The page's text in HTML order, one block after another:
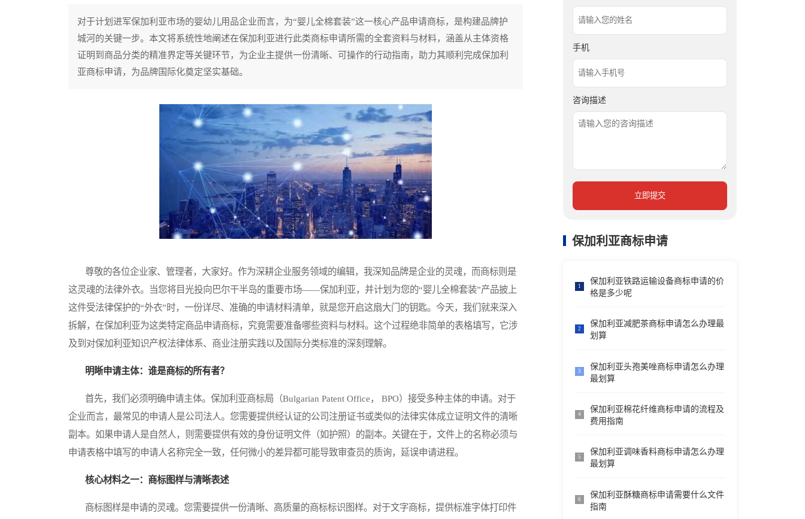
对于计划进军保加利亚市场的婴幼儿用品企业而言，为“婴儿全棉套装”这一核心产品申请商标，是构建品牌护
城河的关键一步。本文将系统性地阐述在保加利亚进行此类商标申请所需的全套资料与材料，涵盖从主体资格
证明到商品分类的精准界定等关键环节，为企业主提供一份清晰、可操作的行动指南，助力其顺利完成保加利
亚商标申请，为品牌国际化奠定坚实基础。
尊敬的各位企业家、管理者，大家好。作为深耕企业服务领域的编辑，我深知品牌是企业的灵魂，而商标则是
这灵魂的法律外衣。当您将目光投向巴尔干半岛的重要市场——保加利亚，并计划为您的“婴儿全棉套装”产品披上
这件受法律保护的“外衣”时，一份详尽、准确的申请材料清单，就是您开启这扇大门的钥匙。今天，我们就来深入
拆解，在保加利亚为这类特定商品申请商标，究竟需要准备哪些资料与材料。这个过程绝非简单的表格填写，它涉
及到对保加利亚知识产权法律体系、商业注册实践以及国际分类标准的深刻理解。
明晰申请主体：谁是商标的所有者？
首先，我们必须明确申请主体。保加利亚商标局（Bulgarian Patent Office， BPO）接受多种主体的申请。对于
企业而言，最常见的申请人是公司法人。您需要提供经认证的公司注册证书或类似的法律实体成立证明文件的清晰
副本。如果申请人是自然人，则需要提供有效的身份证明文件（如护照）的副本。关键在于，文件上的名称必须与
申请表格中填写的申请人名称完全一致，任何微小的差异都可能导致审查员的质询，延误申请进程。
核心材料之一：商标图样与清晰表述
商标图样是申请的灵魂。您需要提供一份清晰、高质量的商标标识图样。对于文字商标，提供标准字体打印件
手机
咨询描述
立即提交
保加利亚商标申请
1
保加利亚铁路运输设备商标申请的价
格是多少呢
2
保加利亚减肥茶商标申请怎么办理最
划算
3
保加利亚头孢美唑商标申请怎么办理
最划算
4
保加利亚棉花纤维商标申请的流程及
费用指南
5
保加利亚调味香料商标申请怎么办理
最划算
6
保加利亚酥糖商标申请需要什么文件
指南